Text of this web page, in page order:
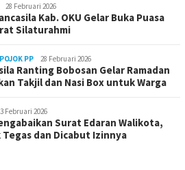
28 Februari 2026
Kab. OKU Gelar Buka Puasa
Silaturahmi
POJOK PP 28 Februari 2026
Ranting Bobosan Gelar Ramadan
Takjil dan Nasi Box untuk Warga
Februari 2026
Surat Edaran Walikota,
dan Dicabut Izinnya